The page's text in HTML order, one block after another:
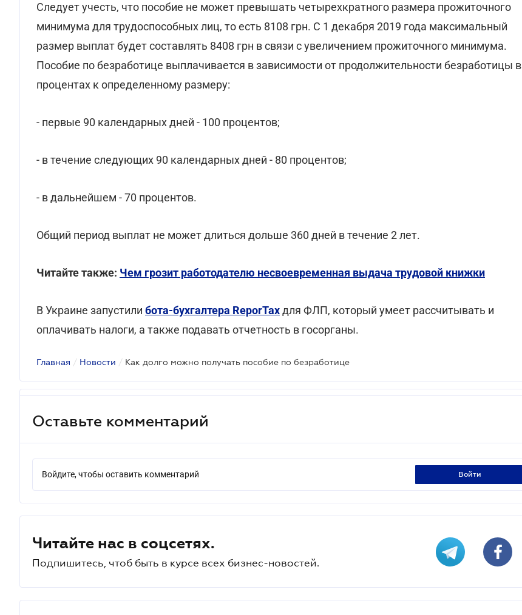
Следует учесть, что пособие не может превышать четырехкратного размера прожиточного
минимума для трудоспособных лиц, то есть 8108 грн. С 1 декабря 2019 года максимальный
размер выплат будет составлять 8408 грн в связи с увеличением прожиточного минимума.
Пособие по безработице выплачивается в зависимости от продолжительности безработицы в
процентах к определенному размеру:
- первые 90 календарных дней - 100 процентов;
- в течение следующих 90 календарных дней - 80 процентов;
- в дальнейшем - 70 процентов.
Общий период выплат не может длиться дольше 360 дней в течение 2 лет.
Читайте также: Чем грозит работодателю несвоевременная выдача трудовой книжки
В Украине запустили бота-бухгалтера ReporTaxдля ФЛП, который умеет рассчитывать и
оплачивать налоги, а также подавать отчетность в госорганы.
Главная / Новости / Как долго можно получать пособие по безработице
Оставьте комментарий
Войдите, чтобы оставить комментарий войти
Читайте нас в соцсетях.
Подпишитесь, чтоб быть в курсе всех бизнес-новостей.